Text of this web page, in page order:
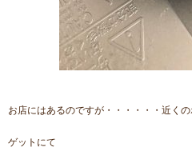
お店にはあるのですが・・・・・・近く
ゲットにて